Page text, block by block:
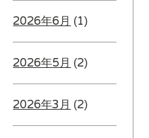
2026年6月 (1)
2026年5月 (2)
2026年3月 (2)